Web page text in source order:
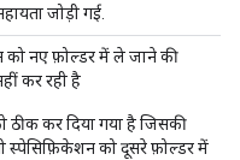
जोड़ी गई.
को नए फ़ोल्डर में ले जाने की
कर रही है
ठीक कर दिया गया है जिसकी
स्पेसिफ़िकेशन को दूसरे फ़ोल्डर में